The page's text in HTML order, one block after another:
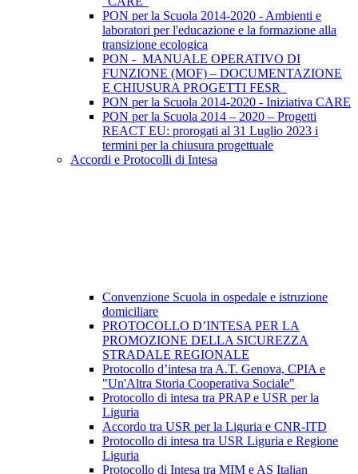
PON per la Scuola 2014-2020 - Ambienti e
laboratori per l'educazione e la formazione alla
transizione ecologica
PON - MANUALE OPERATIVO DI
FUNZIONE (MOF) – DOCUMENTAZIONE
E CHIUSURA PROGETTI FESR
PON per la Scuola 2014-2020 - Iniziativa CARE
PON per la Scuola 2014 – 2020 – Progetti
REACT EU: prorogati al 31 Luglio 2023 i
termini per la chiusura progettuale
Accordi e Protocolli di Intesa
Convenzione Scuola in ospedale e istruzione
domiciliare
PROTOCOLLO D’INTESA PER LA
PROMOZIONE DELLA SICUREZZA
STRADALE REGIONALE
Protocollo d’intesa tra A.T. Genova, CPIA e
"Un'Altra Storia Cooperativa Sociale"
Protocollo di intesa tra PRAP e USR per la
Liguria
Accordo tra USR per la Liguria e CNR-ITD
Protocollo di intesa tra USR Liguria e Regione
Liguria
Protocollo di Intesa tra MIM e AS Italian